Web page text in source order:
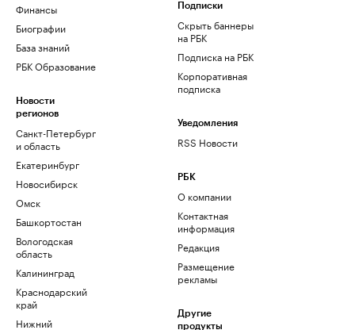
Финансы
Биографии
База знаний
РБК Образование
Новости
регионов
Санкт-Петербург
и область
Екатеринбург
Новосибирск
Омск
Башкортостан
Вологодская
область
Калининград
Краснодарский
край
Нижний
Подписки
Скрыть баннеры
на РБК
Подписка на РБК
Корпоративная
подписка
Уведомления
RSS Новости
РБК
О компании
Контактная
информация
Редакция
Размещение
рекламы
Другие
продукты